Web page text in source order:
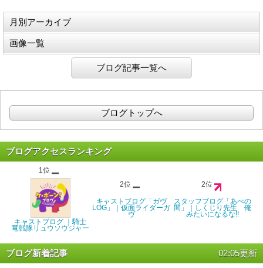
月別アーカイブ
画像一覧
ブログ記事一覧へ
ブログトップへ
ブログアクセスランキング
1位
キャストブログ ｜騎士
竜戦隊リュウソウジャー
2位
キャストブログ「ガヴ
LOG」｜仮面ライダーガ
ヴ
2位
スタッフブログ「あべの
間」｜しくじり先生 俺
みたいになるな!!
ブログ新着記事 02:05更新